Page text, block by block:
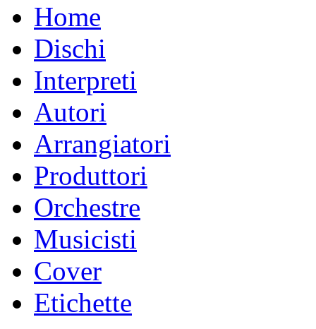
Home
Dischi
Interpreti
Autori
Arrangiatori
Produttori
Orchestre
Musicisti
Cover
Etichette